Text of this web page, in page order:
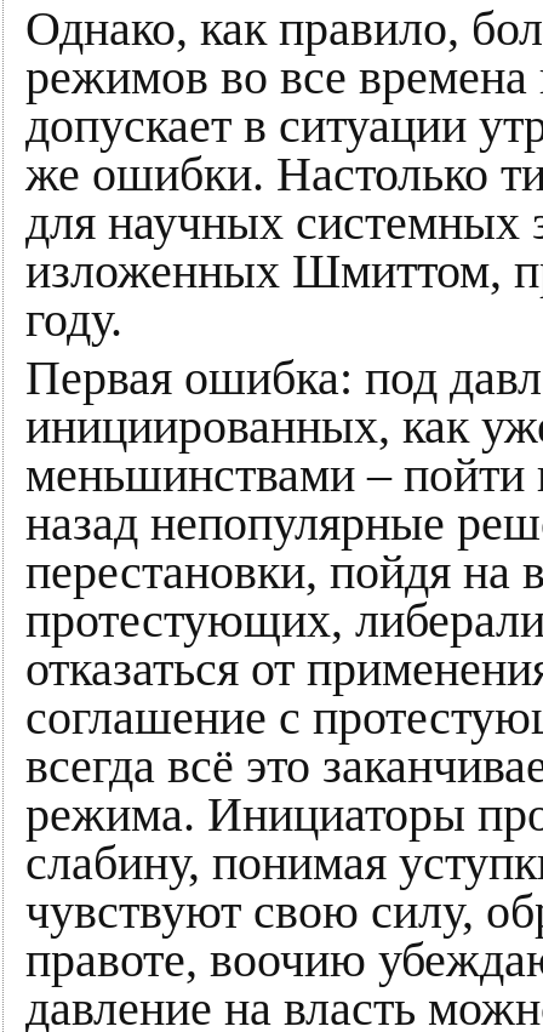
Однако, как правило,
режимов во все времена
допускает в ситуации
же ошибки. Настолько
для научных системных
изложенных Шмиттом,
году.
Первая ошибка: под
инициированных, как
меньшинствами – пойти
назад непопулярные
перестановки, пойдя на
протестующих,
отказаться от
соглашение с
всегда всё это
режима. Инициаторы
слабину, понимая
чувствуют свою силу,
правоте, воочию
давление на власть